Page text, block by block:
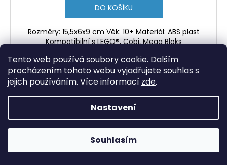
Tento web používá soubory cookie. Dalším
procházením tohoto webu vyjadřujete souhlas s
jejich používáním. Více informací zde.
Nastavení
Souhlasím
DO KOŠÍKU
Rozměry: 15,5x6x9 cm Věk: 10+ Materiál: ABS plast
Kompatibilní s LEGO®, Cobi, Mega Bloks